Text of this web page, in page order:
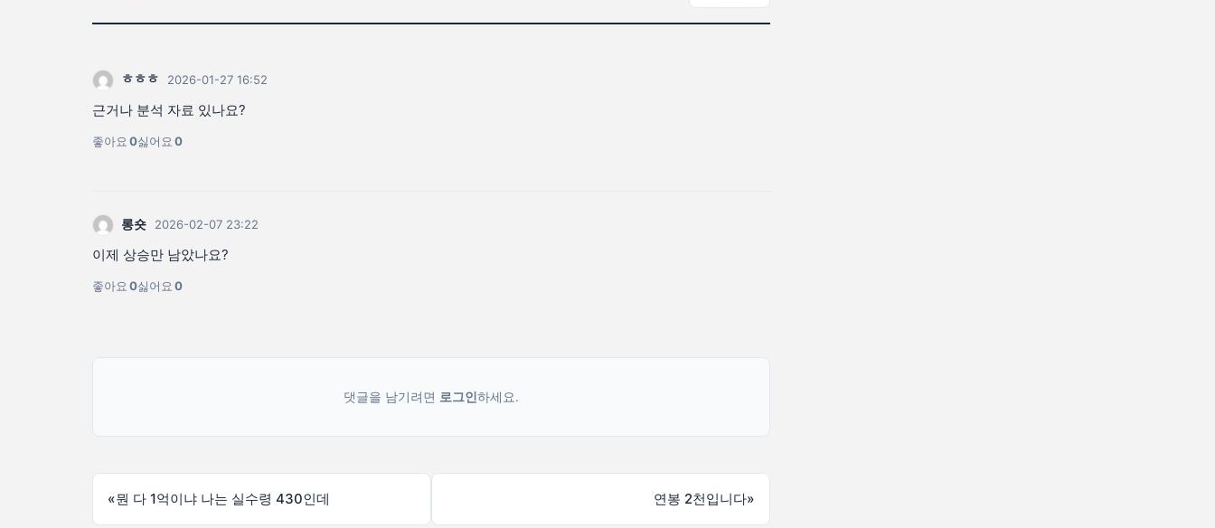
ㅎㅎㅎ 2026-01-27 16:52
근거나 분석 자료 있나요?
좋아요 0싫어요 0
롱숏 2026-02-07 23:22
이제 상승만 남았나요?
좋아요 0싫어요 0
댓글을 남기려면 로그인하세요.
«뭔 다 1억이냐 나는 실수령 430인데 연봉 2천입니다»